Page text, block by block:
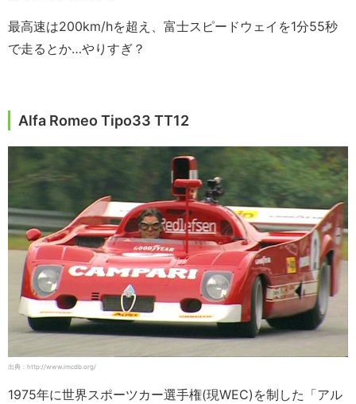
最高速は200km/hを超え、富士スピードウェイを1分55秒
で走るとか…やりすぎ？
Alfa Romeo Tipo33 TT12
出典：http://www.imcdb.org/
1975年に世界スポーツカー選手権(現WEC)を制した「アル